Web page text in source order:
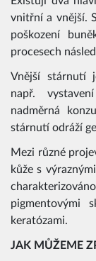
vnitřní a vnější.
poškození
procesech
Vnější stárnutí
např.
nadměrná
stárnutí odráží
Mezi různé
kůže s
pigmentovými
keratózami.
JAK MŮŽEME